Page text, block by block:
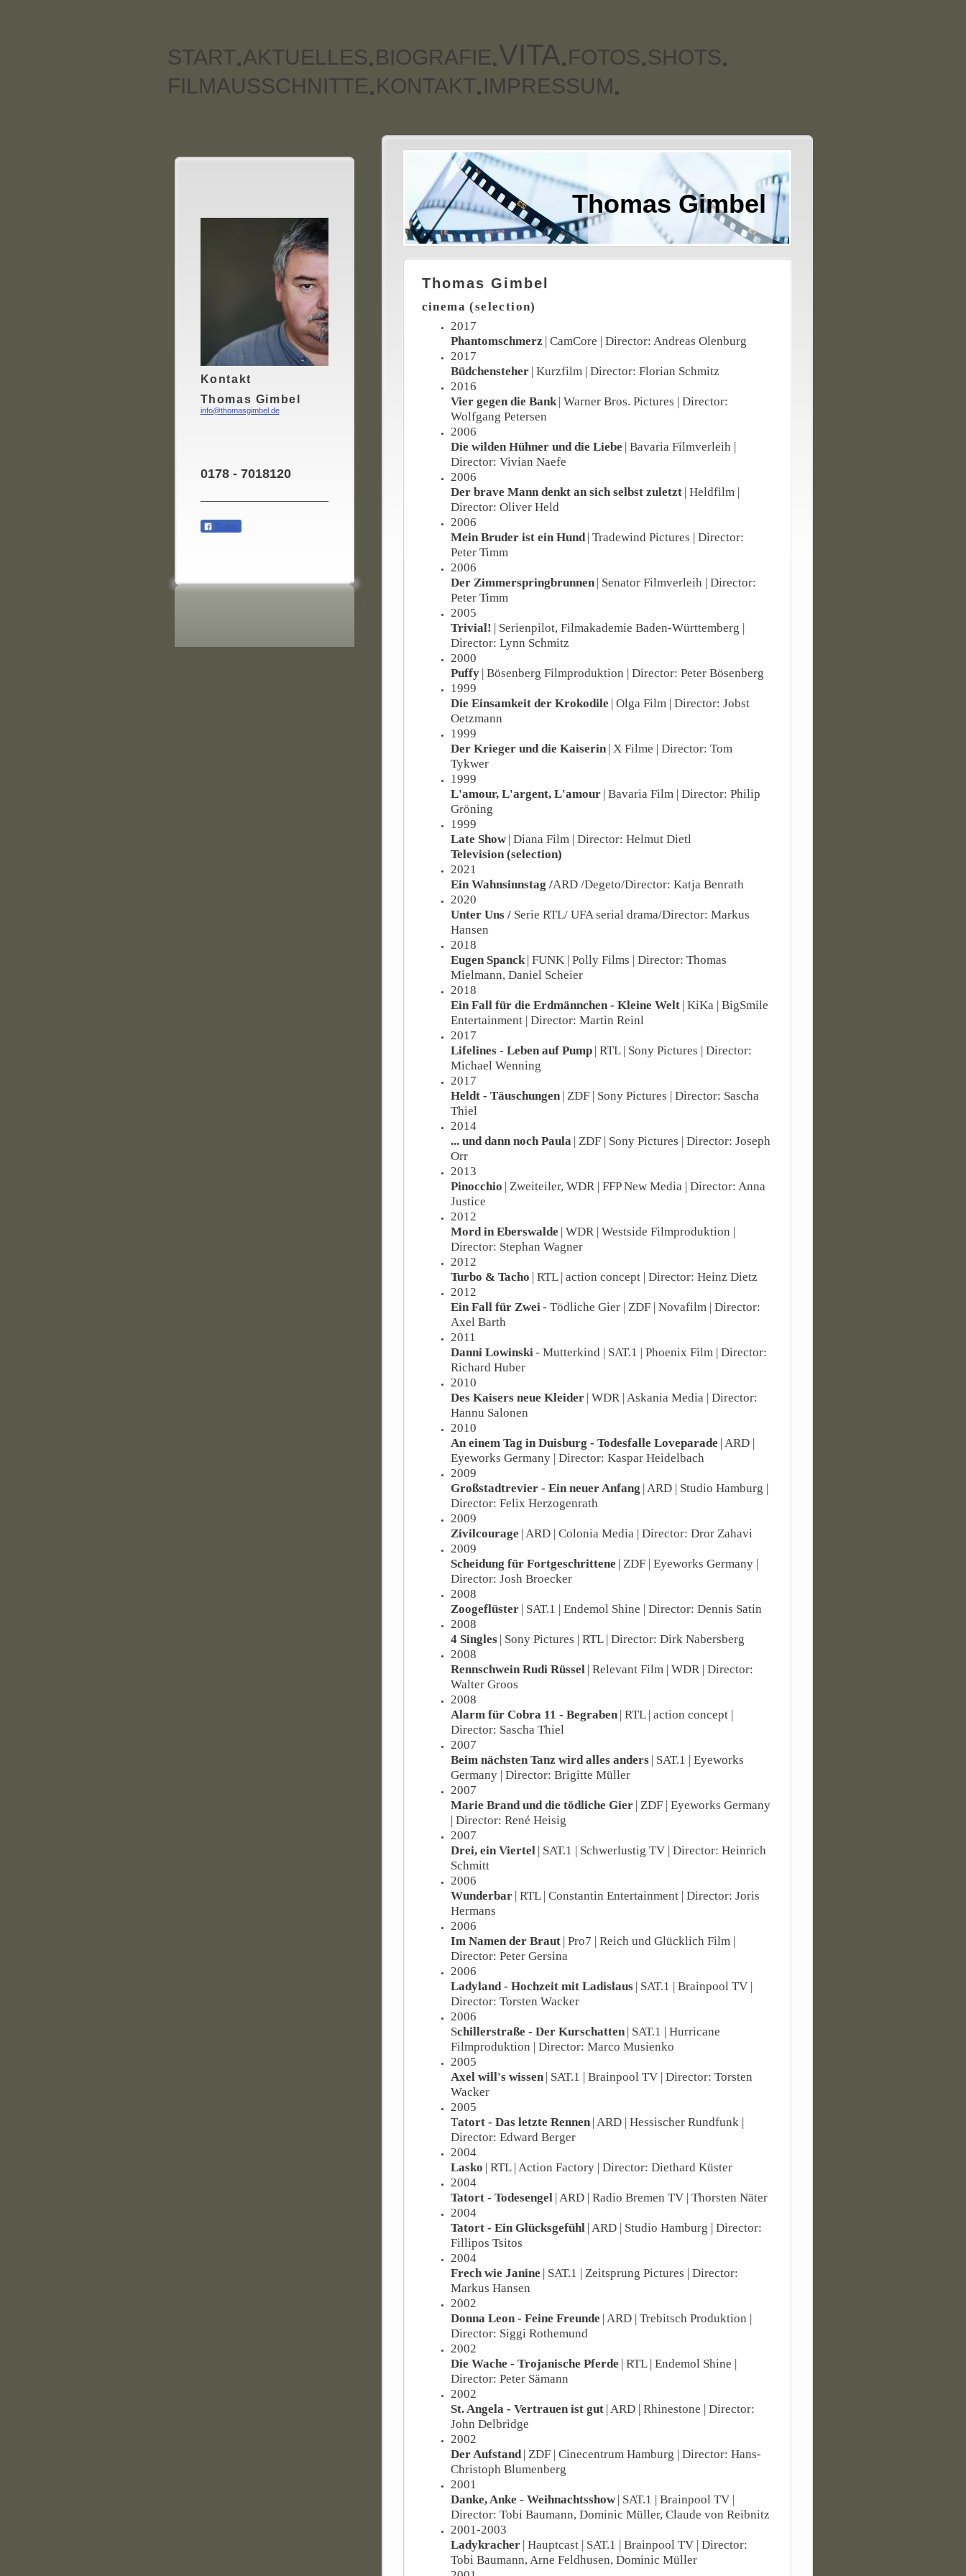
START AKTUELLES BIOGRAFIE VITA FOTOS SHOTS
FILMAUSSCHNITTE KONTAKT IMPRESSUM
Thomas Gimbel
Thomas Gimbel
cinema (selection)
2017
Phantomschmerz | CamCore | Director: Andreas Olenburg
2017
Büdchensteher | Kurzfilm | Director: Florian Schmitz
2016
Vier gegen die Bank | Warner Bros. Pictures | Director:
Wolfgang Petersen
2006
Die wilden Hühner und die Liebe | Bavaria Filmverleih |
Director: Vivian Naefe
2006
Der brave Mann denkt an sich selbst zuletzt | Heldfilm |
Director: Oliver Held
2006
Mein Bruder ist ein Hund | Tradewind Pictures | Director:
Peter Timm
2006
Der Zimmerspringbrunnen | Senator Filmverleih | Director:
Peter Timm
2005
Trivial! | Serienpilot, Filmakademie Baden-Württemberg |
Director: Lynn Schmitz
2000
Puffy | Bösenberg Filmproduktion | Director: Peter Bösenberg
1999
Die Einsamkeit der Krokodile | Olga Film | Director: Jobst
Oetzmann
1999
Der Krieger und die Kaiserin | X Filme | Director: Tom
Tykwer
1999
L'amour, L'argent, L'amour | Bavaria Film | Director: Philip
Gröning
1999
Late Show | Diana Film | Director: Helmut Dietl
Television (selection)
2021
Ein Wahnsinnstag /ARD /Degeto/Director: Katja Benrath
2020
Unter Uns / Serie RTL/ UFA serial drama/Director: Markus
Hansen
2018
Eugen Spanck | FUNK | Polly Films | Director: Thomas
Mielmann, Daniel Scheier
2018
Ein Fall für die Erdmännchen - Kleine Welt | KiKa | BigSmile
Entertainment | Director: Martin Reinl
2017
Lifelines - Leben auf Pump | RTL | Sony Pictures | Director:
Michael Wenning
2017
Heldt - Täuschungen | ZDF | Sony Pictures | Director: Sascha
Thiel
2014
... und dann noch Paula | ZDF | Sony Pictures | Director: Joseph
Orr
2013
Pinocchio | Zweiteiler, WDR | FFP New Media | Director: Anna
Justice
2012
Mord in Eberswalde | WDR | Westside Filmproduktion |
Director: Stephan Wagner
2012
Turbo & Tacho | RTL | action concept | Director: Heinz Dietz
2012
Ein Fall für Zwei - Tödliche Gier | ZDF | Novafilm | Director:
Axel Barth
2011
Danni Lowinski - Mutterkind | SAT.1 | Phoenix Film | Director:
Richard Huber
2010
Des Kaisers neue Kleider | WDR | Askania Media | Director:
Hannu Salonen
2010
An einem Tag in Duisburg - Todesfalle Loveparade | ARD |
Eyeworks Germany | Director: Kaspar Heidelbach
2009
Großstadtrevier - Ein neuer Anfang | ARD | Studio Hamburg |
Director: Felix Herzogenrath
2009
Zivilcourage | ARD | Colonia Media | Director: Dror Zahavi
2009
Scheidung für Fortgeschrittene | ZDF | Eyeworks Germany |
Director: Josh Broecker
2008
Zoogeflüster | SAT.1 | Endemol Shine | Director: Dennis Satin
2008
4 Singles | Sony Pictures | RTL | Director: Dirk Nabersberg
2008
Rennschwein Rudi Rüssel | Relevant Film | WDR | Director:
Walter Groos
2008
Alarm für Cobra 11 - Begraben | RTL | action concept |
Director: Sascha Thiel
2007
Beim nächsten Tanz wird alles anders | SAT.1 | Eyeworks
Germany | Director: Brigitte Müller
2007
Marie Brand und die tödliche Gier | ZDF | Eyeworks Germany
| Director: René Heisig
2007
Drei, ein Viertel | SAT.1 | Schwerlustig TV | Director: Heinrich
Schmitt
2006
Wunderbar | RTL | Constantin Entertainment | Director: Joris
Hermans
2006
Im Namen der Braut | Pro7 | Reich und Glücklich Film |
Director: Peter Gersina
2006
Ladyland - Hochzeit mit Ladislaus | SAT.1 | Brainpool TV |
Director: Torsten Wacker
2006
Schillerstraße - Der Kurschatten | SAT.1 | Hurricane
Filmproduktion | Director: Marco Musienko
2005
Axel will's wissen | SAT.1 | Brainpool TV | Director: Torsten
Wacker
2005
Tatort - Das letzte Rennen | ARD | Hessischer Rundfunk |
Director: Edward Berger
2004
Lasko | RTL | Action Factory | Director: Diethard Küster
2004
Tatort - Todesengel | ARD | Radio Bremen TV | Thorsten Näter
2004
Tatort - Ein Glücksgefühl | ARD | Studio Hamburg | Director:
Fillipos Tsitos
2004
Frech wie Janine | SAT.1 | Zeitsprung Pictures | Director:
Markus Hansen
2002
Donna Leon - Feine Freunde | ARD | Trebitsch Produktion |
Director: Siggi Rothemund
2002
Die Wache - Trojanische Pferde | RTL | Endemol Shine |
Director: Peter Sämann
2002
St. Angela - Vertrauen ist gut | ARD | Rhinestone | Director:
John Delbridge
2002
Der Aufstand | ZDF | Cinecentrum Hamburg | Director: Hans-
Christoph Blumenberg
2001
Danke, Anke - Weihnachtsshow | SAT.1 | Brainpool TV |
Director: Tobi Baumann, Dominic Müller, Claude von Reibnitz
2001-2003
Ladykracher | Hauptcast | SAT.1 | Brainpool TV | Director:
Tobi Baumann, Arne Feldhusen, Dominic Müller
Kontakt
Thomas Gimbel
info@thomasgimbel.de
0178 - 7018120
Teilen